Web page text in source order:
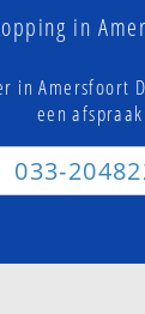
in
in Amersfoort
een
033-